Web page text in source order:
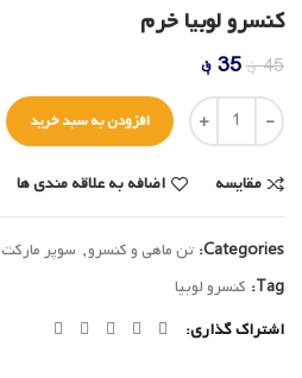
کنسرو لوبیا خرم
45؋قیمت
اصلی
45 ؋
بود.
35؋
35 ؋
است.
تعداد
افزودن به سبد خرید
مقایسه اضافه به علاقه مندی ها
Categories: تن ماهی و کنسرو, سوپر مارکت
Tag: کنسرو لوبیا
اشتراک گذاری